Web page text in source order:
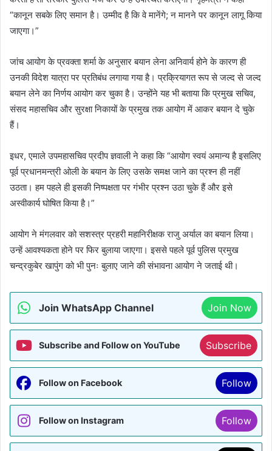
“कानून सबके लिए समान है। उम्मीद है कि वे मानेंगे; न मानने पर कानून लागू किया
जाएगा।”
जांच आयोग के प्रवक्ता शर्मा के अनुसार बयान लेना अनिवार्य होने के कारण ही
उनकी विदेश यात्रा पर प्रतिबंध लगाया गया है। प्रक्रियागत रूप से जल्द से जल्द
बयान लेने का निर्णय आयोग कर चुका है। उन्होंने यह भी बताया कि प्रमुख सचिव,
संसद महासचिव और सुरक्षा निकायों के प्रमुख तक आयोग में आकर बयान दे चुके
हैं।
इधर, एमाले उपमहासचिव प्रदीप ज्ञवाली ने कहा कि “आयोग स्वयं अमान्य है इसलिए
पूर्व प्रधानमन्त्री ओली के बयान के लिए उसके समक्ष जाने का प्रश्न ही नहीं
उठता। हम पहले ही इसकी निष्पक्षता पर गंभीर प्रश्न उठा चुके हैं और इसे
अस्वीकार्य घोषित किया है।”
आयोग ने मंगलवार को सशस्त्र प्रहरी महानिरीक्षक राजु अर्याल का बयान लिया।
उन्हें आवश्यकता होने पर फिर बुलाया जाएगा। इससे पहले पूर्व पुलिस प्रमुख
चन्द्रकुबेर खापुंग को भी पुनः बुलाए जाने की संभावना आयोग ने जताई थी।
Join WhatsApp Channel Join Now
Subscribe and Follow on YouTube Subscribe
Follow on Facebook Follow
Follow on Instagram Follow